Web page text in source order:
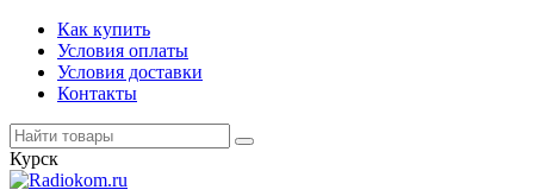
Как купить
Условия оплаты
Условия доставки
Контакты
Курск